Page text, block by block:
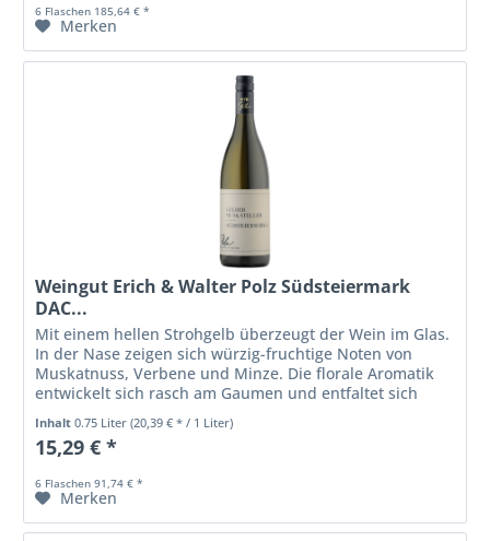
6 Flaschen 185,64 € *
Merken
Weingut Erich & Walter Polz Südsteiermark
DAC...
Mit einem hellen Strohgelb überzeugt der Wein im Glas.
In der Nase zeigen sich würzig-fruchtige Noten von
Muskatnuss, Verbene und Minze. Die florale Aromatik
entwickelt sich rasch am Gaumen und entfaltet sich
Inhalt0.75 Liter(20,39 € * / 1 Liter)
15,29 € *
6 Flaschen 91,74 € *
Merken